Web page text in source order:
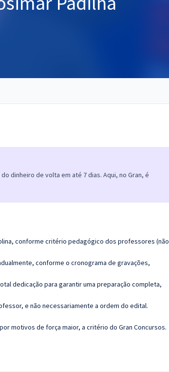
dinheiro de volta em até 7 dias. Aqui, no Gran, é
conforme critério pedagógico dos professores (não
conforme o cronograma de gravações,
dedicação para garantir uma preparação completa,
e não necessariamente a ordem do edital.
motivos de força maior, a critério do Gran Concursos.